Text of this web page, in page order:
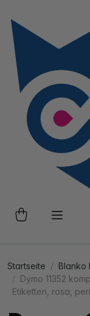
Startseite Blanko
Dymo 11352
Etiketten, rosa,